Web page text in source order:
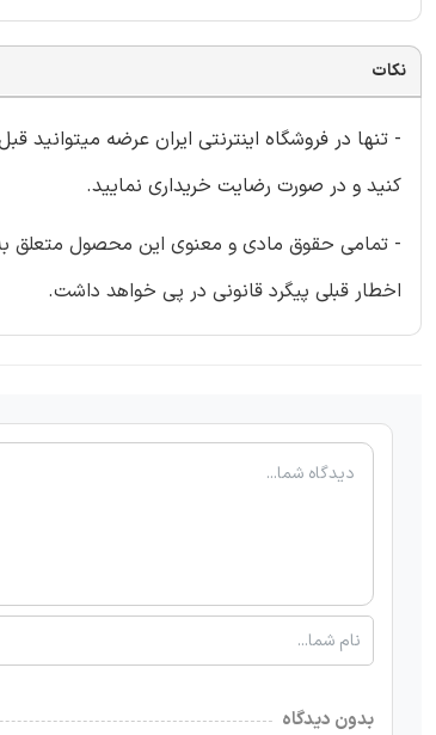
نکات
- تنها در فروشگاه اینترنتی ایران عرضه میتوانید
کنید و در صورت رضایت خریداری نمایید.
- تمامی حقوق مادی و معنوی این محصول متعلق به
اخطار قبلی پیگرد قانونی در پی خواهد داشت.
بدون دیدگاه